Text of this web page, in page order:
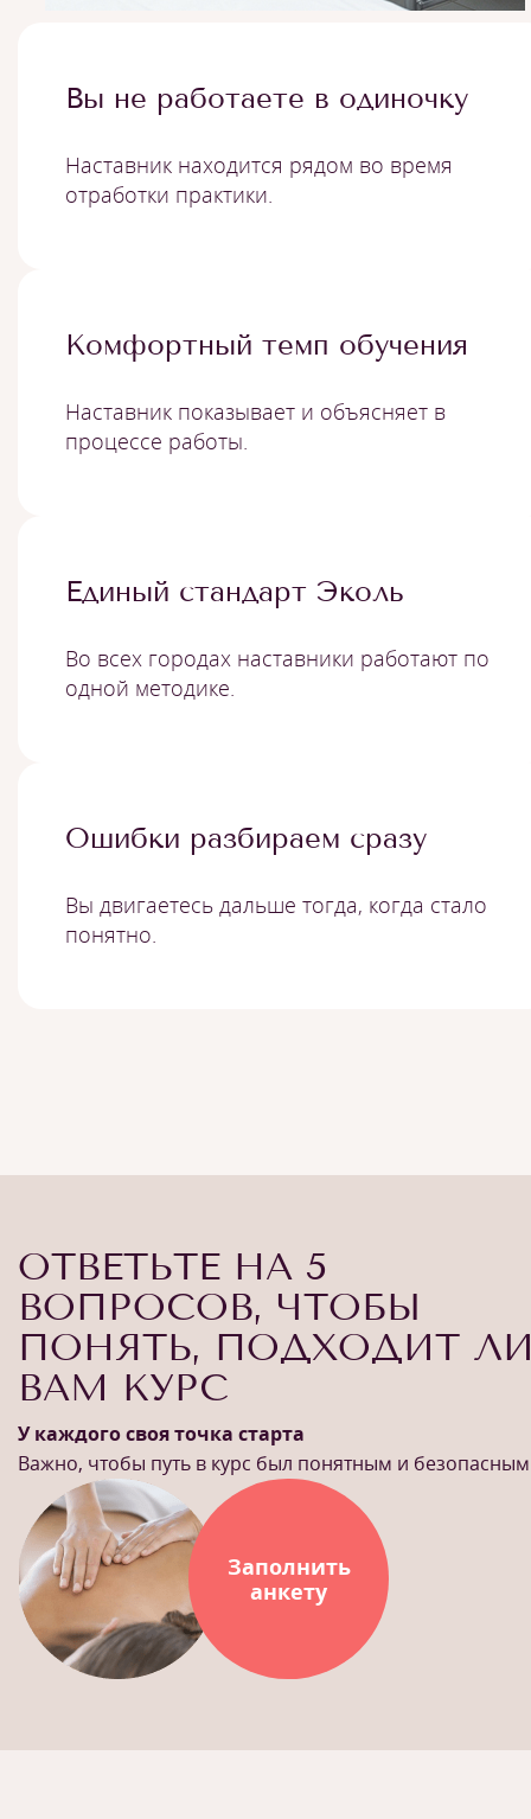
Вы не работаете в одиночку
Наставник находится рядом во время
отработки практики.
Комфортный темп обучения
Наставник показывает и объясняет в
процессе работы.
Единый стандарт Эколь
Во всех городах наставники работают по
одной методике.
Ошибки разбираем сразу
Вы двигаетесь дальше тогда, когда стало
понятно.
ОТВЕТЬТЕ НА 5
ВОПРОСОВ, ЧТОБЫ
ПОНЯТЬ, ПОДХОДИТ
ВАМ КУРС
У каждого своя точка старта
Важно, чтобы путь в курс был понятным и безопасным
Заполнить
анкету